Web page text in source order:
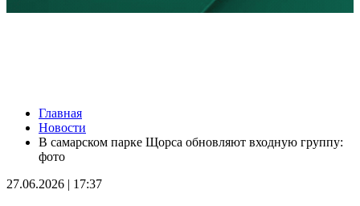
В Самаре пройдет открытый матч по следж-хоккею 8 августа
07.08.2026 | 15:01
Стартовал прием заявок на участие в "Сызранском помидоре
— 2026"
Производитель напитков из Самарской области наращивает
Главная
Новости
В самарском парке Щорса обновляют входную группу:
фото
27.06.2026 | 17:37